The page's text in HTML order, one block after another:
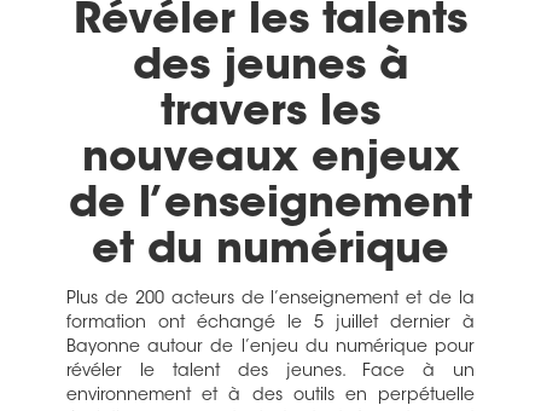
Révéler les talents
des jeunes à
travers les
nouveaux enjeux
de l’enseignement
et du numérique
Plus de 200 acteurs de l’enseignement et de la
formation ont échangé le 5 juillet dernier à
Bayonne autour de l’enjeu du numérique pour
révéler le talent des jeunes. Face à un
environnement et à des outils en perpétuelle